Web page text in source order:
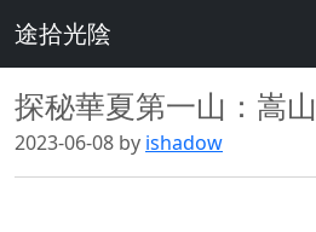
途拾光陰
探秘華夏第一山：嵩山
2023-06-08 by ishadow